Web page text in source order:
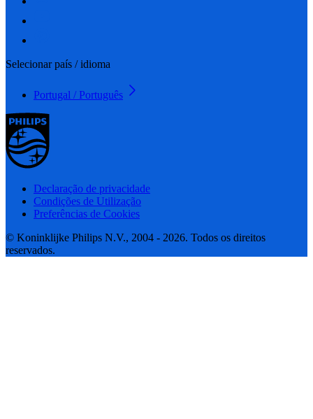
Selecionar país / idioma
Portugal / Português
Declaração de privacidade
Condições de Utilização
Preferências de Cookies
© Koninklijke Philips N.V., 2004 - 2026. Todos os direitos
reservados.